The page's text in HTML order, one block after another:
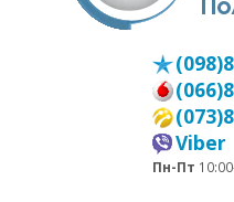
Viber
Пн-Пт